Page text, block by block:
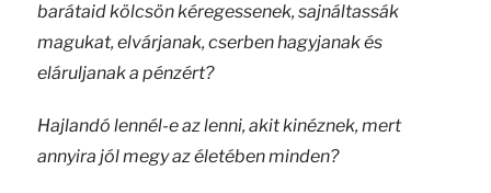
barátaid kölcsön kéregessenek, sajnáltassák
magukat, elvárjanak, cserben hagyjanak és
eláruljanak a pénzért?
Hajlandó lennél-e az lenni, akit kinéznek, mert
annyira jól megy az életében minden?